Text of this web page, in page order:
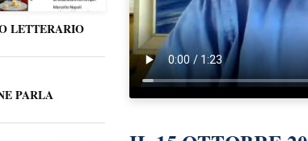
LETTERARIO
PARLA